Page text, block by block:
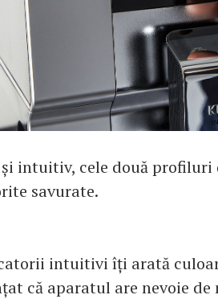
intuitiv, cele două
savurate.
intuitivi îți arată
că aparatul are nevoie